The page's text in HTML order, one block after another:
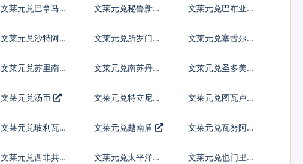
文莱元兑巴拿马巴
文莱元兑秘鲁新索
文莱元兑巴布亚新
文莱元兑沙特阿拉
文莱元兑所罗门群
文莱元兑塞舌尔卢
文莱元兑苏里南元 文莱元兑南苏丹镑
文莱元兑圣多美多
文莱元兑汤币
文莱元兑特立尼达
文莱元兑图瓦卢元
文莱元兑玻利瓦尔 文莱元兑越南盾
文莱元兑瓦努阿图
文莱元兑西非共同 文莱元兑太平洋法 文莱元兑也门里亚